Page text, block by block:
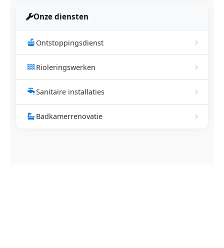
Onze diensten
Ontstoppingsdienst
Rioleringswerken
Sanitaire installaties
Badkamerrenovatie